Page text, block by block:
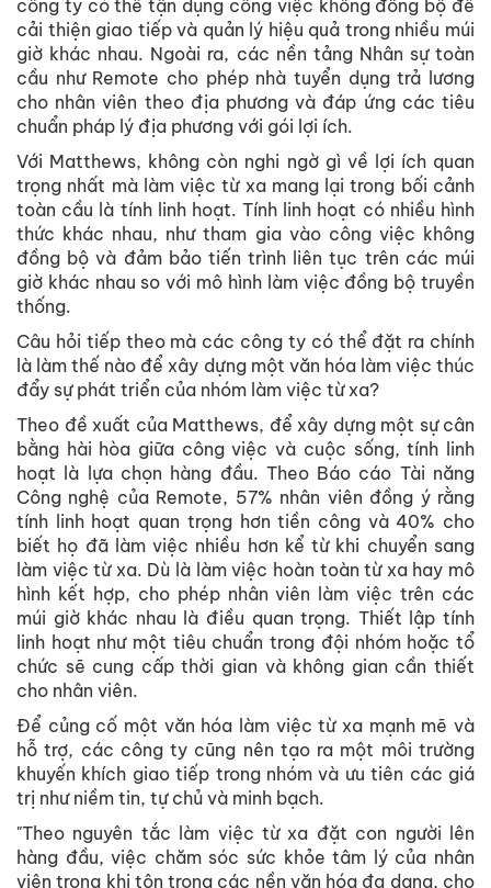
công ty có thể tận dụng công việc không đồng bộ để
cải thiện giao tiếp và quản lý hiệu quả trong nhiều múi
giờ khác nhau. Ngoài ra, các nền tảng Nhân sự toàn
cầu như Remote cho phép nhà tuyển dụng trả lương
cho nhân viên theo địa phương và đáp ứng các tiêu
chuẩn pháp lý địa phương với gói lợi ích.
Với Matthews, không còn nghi ngờ gì về lợi ích quan
trọng nhất mà làm việc từ xa mang lại trong bối cảnh
toàn cầu là tính linh hoạt. Tính linh hoạt có nhiều hình
thức khác nhau, như tham gia vào công việc không
đồng bộ và đảm bảo tiến trình liên tục trên các múi
giờ khác nhau so với mô hình làm việc đồng bộ truyền
thống.
Câu hỏi tiếp theo mà các công ty có thể đặt ra chính
là làm thế nào để xây dựng một văn hóa làm việc thúc
đẩy sự phát triển của nhóm làm việc từ xa?
Theo đề xuất của Matthews, để xây dựng một sự cân
bằng hài hòa giữa công việc và cuộc sống, tính linh
hoạt là lựa chọn hàng đầu. Theo Báo cáo Tài năng
Công nghệ của Remote, 57% nhân viên đồng ý rằng
tính linh hoạt quan trọng hơn tiền công và 40% cho
biết họ đã làm việc nhiều hơn kể từ khi chuyển sang
làm việc từ xa. Dù là làm việc hoàn toàn từ xa hay mô
hình kết hợp, cho phép nhân viên làm việc trên các
múi giờ khác nhau là điều quan trọng. Thiết lập tính
linh hoạt như một tiêu chuẩn trong đội nhóm hoặc tổ
chức sẽ cung cấp thời gian và không gian cần thiết
cho nhân viên.
Để củng cố một văn hóa làm việc từ xa mạnh mẽ và
hỗ trợ, các công ty cũng nên tạo ra một môi trường
khuyến khích giao tiếp trong nhóm và ưu tiên các giá
trị như niềm tin, tự chủ và minh bạch.
"Theo nguyên tắc làm việc từ xa đặt con người lên
hàng đầu, việc chăm sóc sức khỏe tâm lý của nhân
viên trong khi tôn trọng các nền văn hóa đa dạng, cho